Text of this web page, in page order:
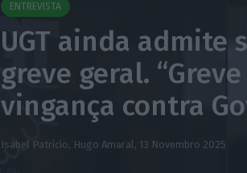
ENTREVISTA
UGT ainda admite
greve geral.
vingança contra
Isabel Patrício, Hugo Amaral, 13 Novembro 2025